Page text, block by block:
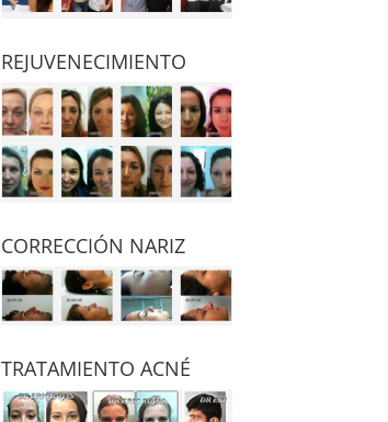
REJUVENECIMIENTO
CORRECCIÓN NARIZ
TRATAMIENTO ACNÉ